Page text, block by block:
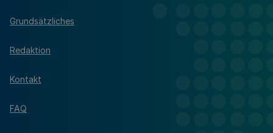
Grundsätzliches
Redaktion
Kontakt
FAQ